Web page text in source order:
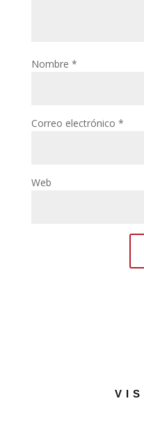
Nombre *
Correo electrónico *
Web